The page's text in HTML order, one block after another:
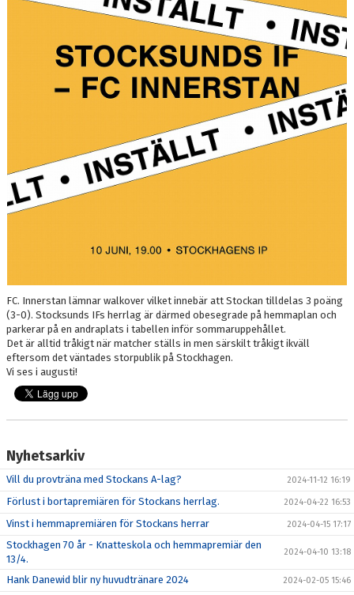
FC. Innerstan lämnar walkover vilket innebär att Stockan tilldelas 3 poäng
(3-0). Stocksunds IFs herrlag är därmed obesegrade på hemmaplan och
parkerar på en andraplats i tabellen inför sommaruppehållet.
Det är alltid tråkigt när matcher ställs in men särskilt tråkigt ikväll
eftersom det väntades storpublik på Stockhagen.
Vi ses i augusti!
Nyhetsarkiv
Vill du provträna med Stockans A-lag? 2024-11-12 16:19
Förlust i bortapremiären för Stockans herrlag. 2024-04-22 16:53
Vinst i hemmapremiären för Stockans herrar 2024-04-15 17:17
Stockhagen 70 år - Knatteskola och hemmapremiär den
13/4.
2024-04-10 13:18
Hank Danewid blir ny huvudtränare 2024 2024-02-05 15:46